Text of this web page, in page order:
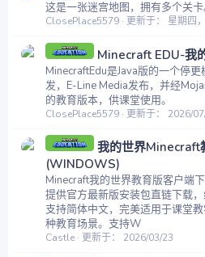
这是一张迷宫地图，拥有多个关卡
ClosePlace5579 更新于： 星期四
Minecraft EDU-我
MinecraftEdu是Java版的一个停
发，E-Line Media发布，并经
的教育版本，供课堂使用。
ClosePlace5579 更新于： 2026/
我的世界Minecraft
(WINDOWS)
Minecraft我的世界教育版客户端
提供官方最新版安装包直链下载
支持简体中文，完美适用于课堂
种教育场景。支持W
Castle 更新于： 2026/03/23